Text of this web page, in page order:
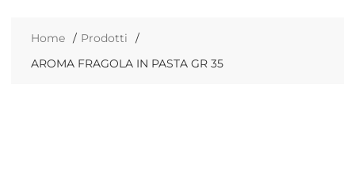
Home
Prodotti
AROMA FRAGOLA IN PASTA GR 35